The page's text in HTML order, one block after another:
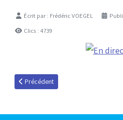
DétailsÉcrit par : Frédéric VOEGEL
Clics : 4739
Article précédent : RCS / Luzenac en
Précédent